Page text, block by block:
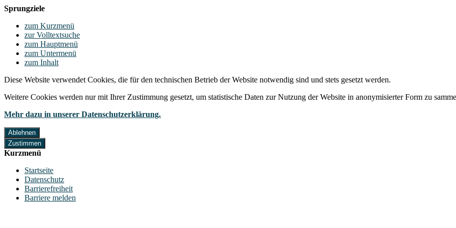
Sprungziele
zum Kurzmenü
zur Volltextsuche
zum Hauptmenü
zum Untermenü
zum Inhalt
Diese Website verwendet Cookies, die für den technischen Betrieb der Website notwendig sind und stets gesetzt werden.
Weitere Cookies werden nur mit Ihrer Zustimmung gesetzt, um statistische Daten zur Nutzung der Website in anonymisierter Form zu
Mehr dazu in unserer Datenschutzerklärung.
Ablehnen
Zustimmen
Kurzmenü
Startseite
Datenschutz
Barrierefreiheit
Barriere melden